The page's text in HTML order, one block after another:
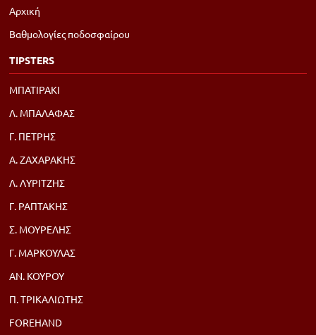
Αρχική
Βαθμολογίες ποδοσφαίρου
TIPSTERS
ΜΠΑΤΙΡΑΚΙ
Λ. ΜΠΑΛΑΦΑΣ
Γ. ΠΕΤΡΗΣ
Α. ΖΑΧΑΡΑΚΗΣ
Λ. ΛΥΡΙΤΖΗΣ
Γ. ΡΑΠΤΑΚΗΣ
Σ. ΜΟΥΡΕΛΗΣ
Γ. ΜΑΡΚΟΥΛΑΣ
ΑΝ. ΚΟΥΡΟΥ
Π. ΤΡΙΚΑΛΙΩΤΗΣ
FOREHAND